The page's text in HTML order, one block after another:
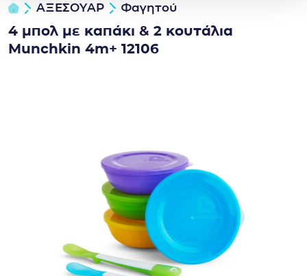
ΑΞΕΣΟΥΑΡ Φαγητoύ
4 μπολ με καπάκι & 2 κουτάλια
Munchkin 4m+ 12106